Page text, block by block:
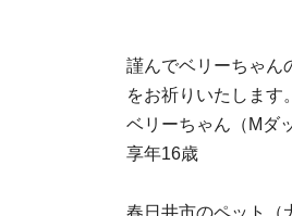
謹んでベリーちゃん
をお祈りいたします。
ベリーちゃん（Mダ
享年16歳
春日井市のペット（